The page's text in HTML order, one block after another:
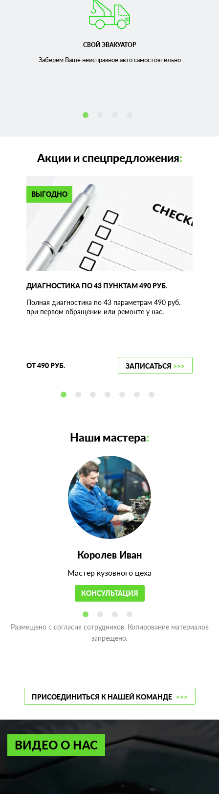
СВОЙ ЭВАКУАТОР
Заберем Ваше неисправноеавто самостоятельно
Акции и спецпредложения:
ВЫГОДНО
ДИАГНОСТИКА ПО 43 ПУНКТАМ 490 РУБ.
Полная диагностика по 43 параметрам 490 руб.
при первом обращении или ремонте у нас.
ОТ 490 РУБ. ЗАПИСАТЬСЯ >>>
Наши мастера:
Королев Иван
Мастер кузовного цеха
КОНСУЛЬТАЦИЯ
Размещено с согласия сотрудников. Копирование материалов
запрещено.
ПРИСОЕДИНИТЬСЯ К НАШЕЙ КОМАНДЕ >>>
ВИДЕО О НАС